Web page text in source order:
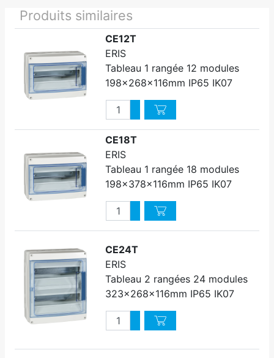
Produits similaires
CE12T
ERIS
Tableau 1 rangée 12 modules
198x268x116mm IP65 IK07
QuantitéAugmenter quantité
Diminuer quantité
CE18T
ERIS
Tableau 1 rangée 18 modules
198x378x116mm IP65 IK07
QuantitéAugmenter quantité
Diminuer quantité
CE24T
ERIS
Tableau 2 rangées 24 modules
323x268x116mm IP65 IK07
QuantitéAugmenter quantité
Diminuer quantité